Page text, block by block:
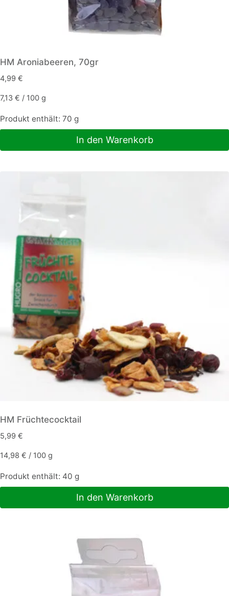
HM Aroniabeeren, 70gr
4,99 €
7,13 € / 100 g
Produkt enthält: 70 g
In den Warenkorb
HM Früchtecocktail
5,99 €
14,98 € / 100 g
Produkt enthält: 40 g
In den Warenkorb